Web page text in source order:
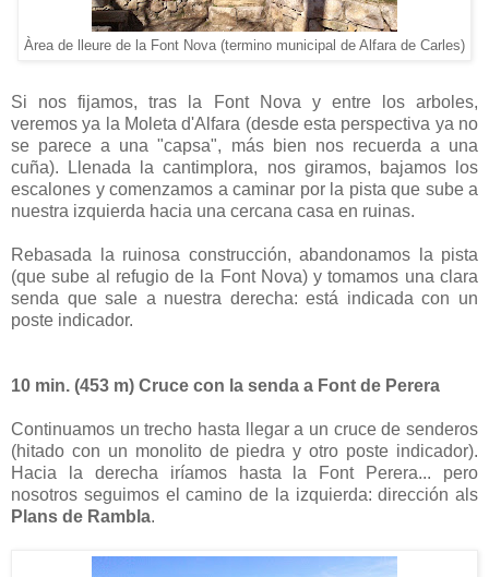
Àrea de lleure de la Font Nova (termino municipal de Alfara de Carles)
Si nos fijamos, tras la Font Nova y entre los arboles,
veremos ya la Moleta d'Alfara (desde esta perspectiva ya no
se parece a una "capsa", más bien nos recuerda a una
cuña). Llenada la cantimplora, nos giramos, bajamos los
escalones y comenzamos a caminar por la pista que sube a
nuestra izquierda hacia una cercana casa en ruinas.
Rebasada la ruinosa construcción, abandonamos la pista
(que sube al refugio de la Font Nova) y tomamos una clara
senda que sale a nuestra derecha: está indicada con un
poste indicador.
10 min. (453 m) Cruce con la senda a Font de Perera
Continuamos un trecho hasta llegar a un cruce de senderos
(hitado con un monolito de piedra y otro poste indicador).
Hacia la derecha iríamos hasta la Font Perera... pero
nosotros seguimos el camino de la izquierda: dirección als
Plans de Rambla.